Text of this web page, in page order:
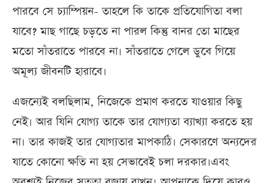
পারবে সে চ্যাম্পিয়ন- তাহলে কি তাকে প্রতিযোগিতা বলা
যাবে? মাছ গাছে চড়তে না পারল কিন্তু বানর তো মাছের
মতো সাঁতরাতে পারবে না। সাঁতরাতে গেলে ডুবে গিয়ে
অমূল্য জীবনটি হারাবে।
এজন্যেই বলছিলাম, নিজেকে প্রমাণ করতে যাওয়ার কিছু
নেই। আর যিনি যোগ্য তাকে তার যোগ্যতা ব্যাখ্যা করতে হয়
না। তার কাজই তার যোগ্যতার মাপকাঠি। সেকারণে অন্যদের
যাতে কোনো ক্ষতি না হয় সেভাবেই চলা দরকার।এবং